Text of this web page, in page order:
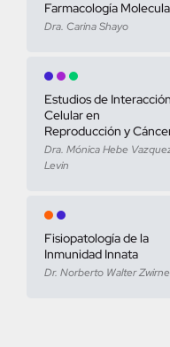
Farmacología
Dra. Carina Shayo
Estudios de Interacción
Celular en
Reproducción y
Dra. Mónica Hebe
Levin
Fisiopatología de la
Inmunidad Innata
Dr. Norberto Walter